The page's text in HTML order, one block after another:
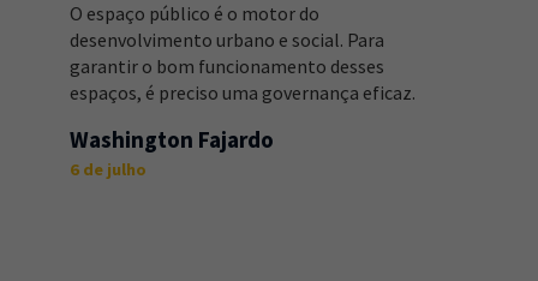
O espaço público é o motor do
desenvolvimento urbano e social. Para
garantir o bom funcionamento desses
espaços, é preciso uma governança eficaz.
Washington Fajardo
6 de julho